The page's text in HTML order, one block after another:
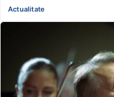
Actualitate